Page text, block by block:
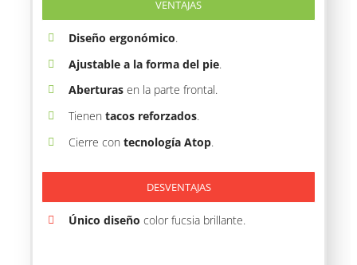
VENTAJAS
Diseño ergonómico.
Ajustable a la forma del pie.
Aberturasen la parte frontal.
Tienen tacos reforzados.
Cierre con tecnología Atop.
DESVENTAJAS
Único diseño color fucsia brillante.